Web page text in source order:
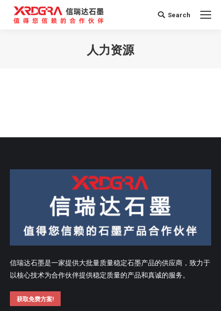
Search:
Search
人力资源
信瑞达石墨是一家提供大批量质量稳定石墨产品的供应商，致力于
以核心技术为合作伙伴提供稳定质量的产品和真诚的服务。
获取免费方案!